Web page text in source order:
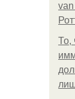
То,